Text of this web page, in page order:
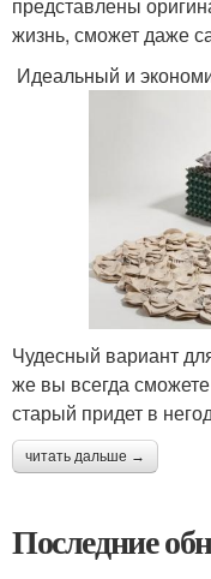
жизнь, сможет даже
Идеальный и
Чудесный вариант
же вы всегда
старый придет в
читать дальше →
Последние